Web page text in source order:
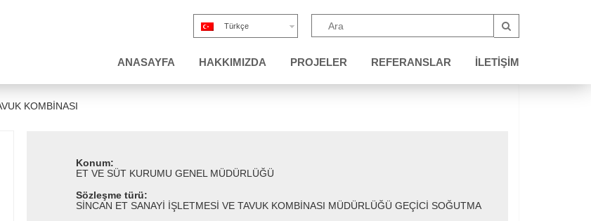
Türkçe
ANASAYFA HAKKIMIZDA PROJELER REFERANSLAR İLETIŞIM
KOMBİNASI
Konum:
ET VE SÜT KURUMU GENEL MÜDÜRLÜĞÜ
Sözleşme türü:
SİNCAN ET SANAYİ İŞLETMESİ VE TAVUK KOMBİNASI MÜDÜRLÜĞÜ GEÇİCİ SOĞUTMA